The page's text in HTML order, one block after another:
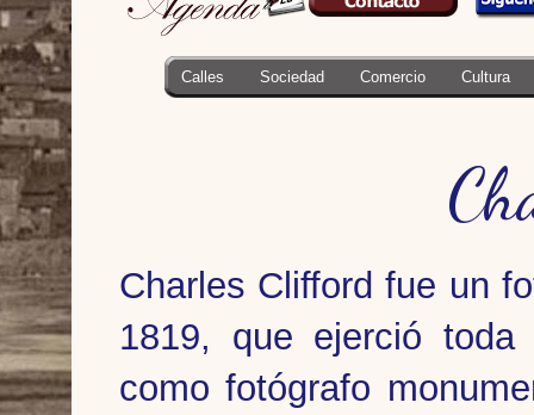
Calles Sociedad Comercio Cultura
Charles Clifford fue un
1819, que ejerció
como fotógrafo